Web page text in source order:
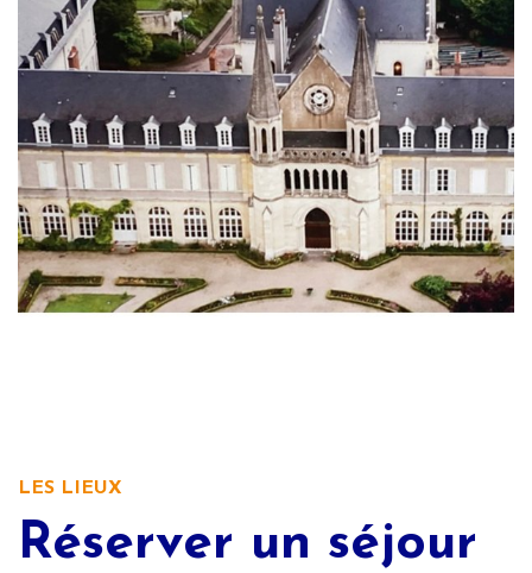
LES LIEUX
Réserver un séjour